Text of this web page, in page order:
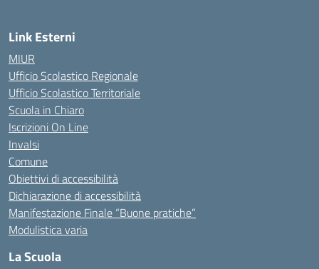
Link Esterni
MIUR
Ufficio Scolastico Regionale
Ufficio Scolastico Territoriale
Scuola in Chiaro
Iscrizioni On Line
Invalsi
Comune
Obiettivi di accessibilità
Dichiarazione di accessibilità
Manifestazione Finale “Buone pratiche”
Modulistica varia
La Scuola